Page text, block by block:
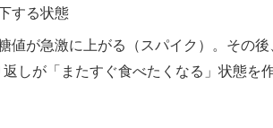
する状態
値が急激に上がる（スパイク）。その
しが「またすぐ食べたくなる」状態を